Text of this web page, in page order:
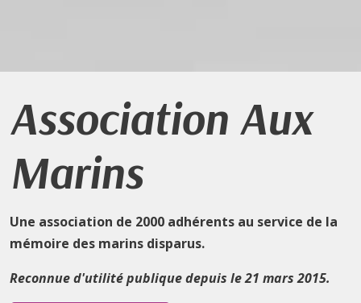
Association Aux
Marins
Une association de 2000 adhérents au service de la
mémoire des marins disparus.
Reconnue d'utilité publique depuis le 21 mars 2015.